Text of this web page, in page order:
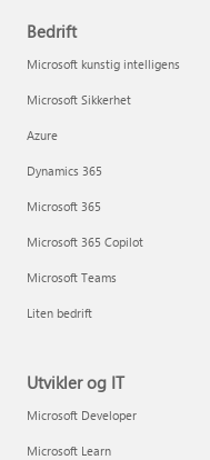
Bedrift
Microsoft kunstig intelligens
Microsoft Sikkerhet
Azure
Dynamics 365
Microsoft 365
Microsoft 365 Copilot
Microsoft Teams
Liten bedrift
Utvikler og IT
Microsoft Developer
Microsoft Learn